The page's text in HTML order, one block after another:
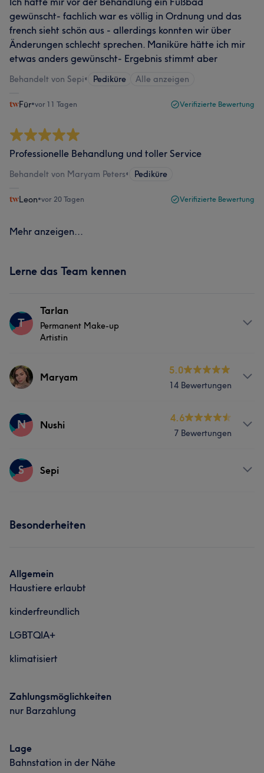
gewünscht- fachlich war es völlig in Ordnung und das
french sieht schön aus - allerdings konnten wir über
Änderungen schlecht sprechen. Maniküre hätte ich mir
etwas anders gewünscht- Ergebnis stimmt aber
Behandelt von Sepi• Pediküre Alle anzeigen
Für•vor 11 Tagen Verifizierte Bewertung
Professionelle Behandlung und toller Service
Behandelt von Maryam Peters• Pediküre
Leon•vor 20 Tagen Verifizierte Bewertung
Mehr anzeigen...
Lerne das Team kennen
T
Tarlan
Permanent Make-up
Artistin
Services
Portfolio
Maryam
5.0
14 Bewertungen
Services
Haarentfernung
N Nushi
4.6
7 Bewertungen
Info
Wimpernverlängerung Artistin – für perfekt definierte,
S Sepi
Besonderheiten
Allgemein
Haustiere erlaubt
kinderfreundlich
LGBTQIA+
klimatisiert
Zahlungsmöglichkeiten
nur Barzahlung
Lage
Bahnstation in der Nähe